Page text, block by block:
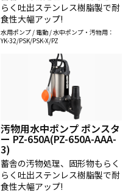
らく吐出ステンレス樹脂製で耐
食性大幅アップ!
水用ポンプ / 電動 / 水中ポンプ・汚物用：
YK-32/PSK/PSK-X/PZ
汚物用水中ポンプ ポンスタ
ー PZ-650A(PZ-650A-AAA-
3)
蓄舎の汚物処理、固形物もらく
らく吐出ステンレス樹脂製で耐
食性大幅アップ!